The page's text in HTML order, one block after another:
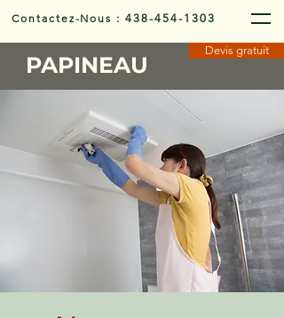
Contactez-Nous :438-454-1303
PAPINEAU
Devis gratuit